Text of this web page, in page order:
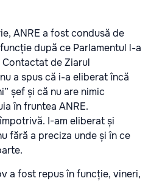
ANRE a fost condusă de
după ce Parlamentul l-a
de Ziarul
a spus că i-a eliberat încă
șef și că nu are nimic
în fruntea ANRE.
I-am eliberat și
fără a preciza unde și în ce
a fost repus în funcție, vineri,